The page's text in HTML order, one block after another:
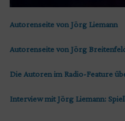
Autorenseite von Jörg Liemann
Autorenseite von Jörg
Die Autoren im Radio-Feature
Interview mit Jörg Liemann: